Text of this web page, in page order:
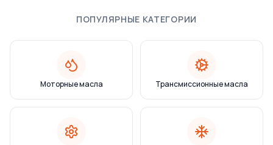
ПОПУЛЯРНЫЕ КАТЕГОРИИ
Моторные масла Трансмиссионные масла